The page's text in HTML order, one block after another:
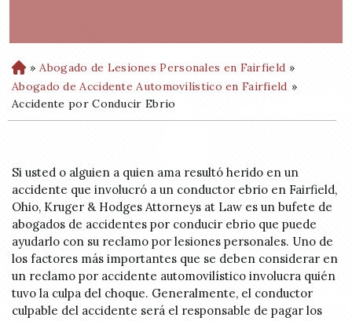
H
o
m
e
» Abogado de Lesiones Personales en Fairfield »
Abogado de Accidente Automovilístico en Fairfield »
Accidente por Conducir Ebrio
Si usted o alguien a quien ama resultó herido en un
accidente que involucró a un conductor ebrio en Fairfield,
Ohio, Kruger & Hodges Attorneys at Law es un bufete de
abogados de accidentes por conducir ebrio que puede
ayudarlo con su reclamo por lesiones personales. Uno de
los factores más importantes que se deben considerar en
un reclamo por accidente automovilístico involucra quién
tuvo la culpa del choque. Generalmente, el conductor
culpable del accidente será el responsable de pagar los